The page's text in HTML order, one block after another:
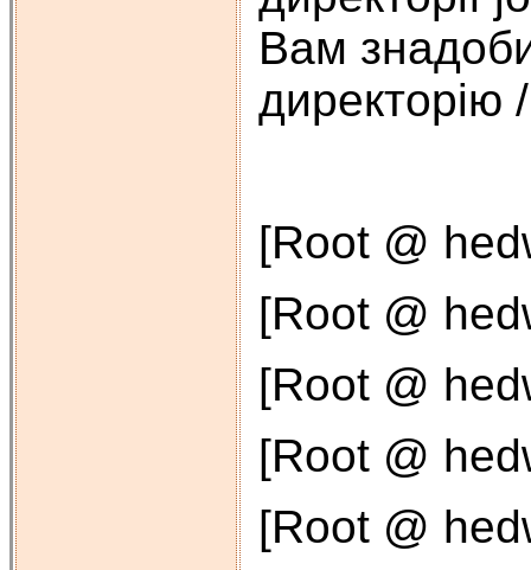
Вам
директорію
[Root @
[Root @
[Root @
[Root @
[Root @